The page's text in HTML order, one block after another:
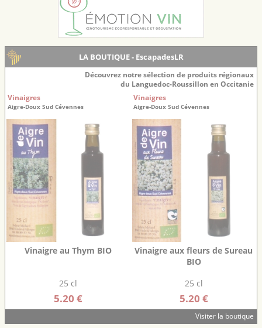
LA BOUTIQUE - EscapadesLR
Découvrez notre sélection de produits régionaux
du Languedoc-Roussillon en Occitanie
Vinaigres
Aigre-Doux Sud Cévennes
Vinaigre au Thym BIO
25 cl
5.20 €
Vinaigres
Aigre-Doux Sud Cévennes
Vinaigre aux fleurs de Sureau
BIO
25 cl
5.20 €
Visiter la boutique